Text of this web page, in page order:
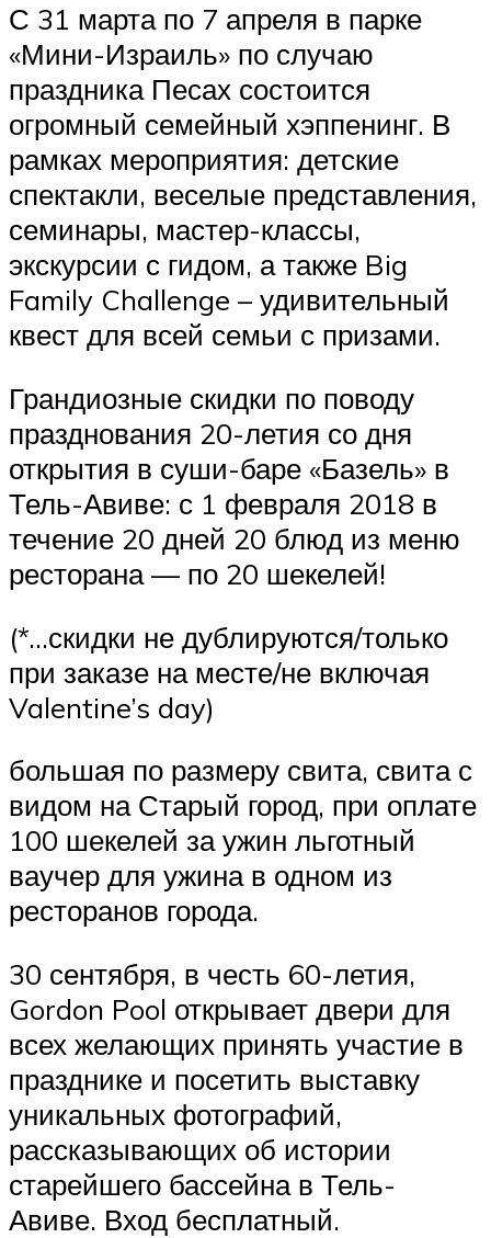
С 31 марта по 7 апреля в парке
«Мини-Израиль» по случаю
праздника Песах состоится
огромный семейный хэппенинг. В
рамках мероприятия: детские
спектакли, веселые представления,
семинары, мастер-классы,
экскурсии с гидом, а также Big
Family Challenge – удивительный
квест для всей семьи с призами.
Грандиозные скидки по поводу
празднования 20-летия со дня
открытия в суши-баре «Базель» в
Тель-Авиве: с 1 февраля 2018 в
течение 20 дней 20 блюд из меню
ресторана — по 20 шекелей!
(*…скидки не дублируются/только
при заказе на месте/не включая
Valentine’s day)
большая по размеру свита, свита с
видом на Старый город, при оплате
100 шекелей за ужин льготный
ваучер для ужина в одном из
ресторанов города.
30 сентября, в честь 60-летия,
Gordon Pool открывает двери для
всех желающих принять участие в
празднике и посетить выставку
уникальных фотографий,
рассказывающих об истории
старейшего бассейна в Тель-
Авиве. Вход бесплатный.